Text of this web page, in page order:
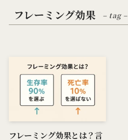
フレーミング効果 – tag –
フレーミング効果とは？言